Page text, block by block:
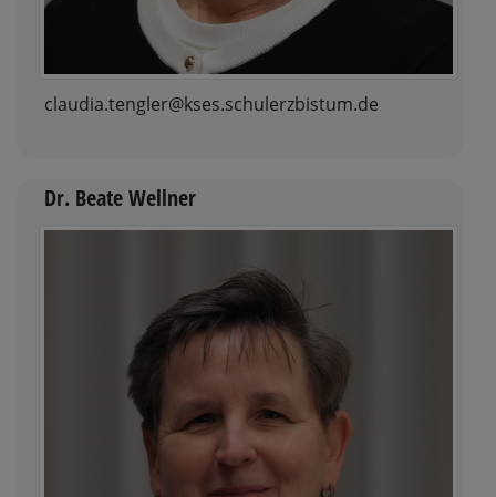
claudia.tengler@kses.schulerzbistum.de
Dr. Beate Wellner